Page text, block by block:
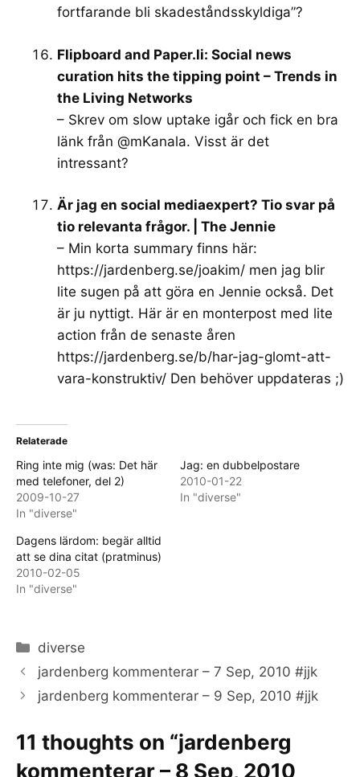
fortfarande bli skadeståndsskyldiga”?
Flipboard and Paper.li: Social news
curation hits the tipping point – Trends in
the Living Networks
– Skrev om slow uptake igår och fick en bra
länk från @mKanala. Visst är det
intressant?
Är jag en social mediaexpert? Tio svar på
tio relevanta frågor. | The Jennie
– Min korta summary finns här:
https://jardenberg.se/joakim/ men jag blir
lite sugen på att göra en Jennie också. Det
är ju nyttigt. Här är en monterpost med lite
action från de senaste åren
https://jardenberg.se/b/har-jag-glomt-att-
vara-konstruktiv/ Den behöver uppdateras ;)
Relaterade
Ring inte mig (was: Det här
med telefoner, del 2)
2009-10-27
In "diverse"
Jag: en dubbelpostare
2010-01-22
In "diverse"
Dagens lärdom: begär alltid
att se dina citat (pratminus)
2010-02-05
In "diverse"
Categories
diverse
jardenberg kommenterar – 7 Sep, 2010 #jjk
jardenberg kommenterar – 9 Sep, 2010 #jjk
11 thoughts on “jardenberg
kommenterar – 8 Sep, 2010